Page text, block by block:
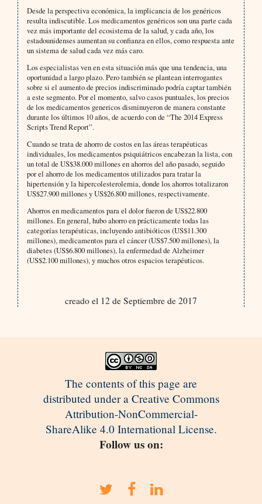
Desde la perspectiva económica, la implicancia de los genéricos
resulta indiscutible. Los medicamentos genéricos son una parte cada
vez más importante del ecosistema de la salud, y cada año, los
estadounidenses aumentan su confianza en ellos, como respuesta ante
un sistema de salud cada vez más caro.
Los especialistas ven en esta situación más que una tendencia, una
oportunidad a largo plazo. Pero también se plantean interrogantes
sobre si el aumento de precios indiscriminado podría captar también
a este segmento. Por el momento, salvo casos puntuales, los precios
de los medicamentos genericos disminuyeron de manera constante
durante los últimos 10 años, de acuerdo con de “The 2014 Express
Scripts Trend Report”.
Cuando se trata de ahorro de costos en las áreas terapéuticas
individuales, los medicamentos psiquiátricos encabezan la lista, con
un total de US$38.000 millones en ahorros del año pasado, seguido
por el ahorro de los medicamentos utilizados para tratar la
hipertensión y la hipercolesterolemia, donde los ahorros totalizaron
US$27.900 millones y US$26.800 millones, respectivamente.
Ahorros en medicamentos para el dolor fueron de US$22.800
millones. En general, hubo ahorro en prácticamente todas las
categorías terapéuticas, incluyendo antibióticos (US$11.300
millones), medicamentos para el cáncer (US$7.500 millones), la
diabetes (US$6.800 millones), la enfermedad de Alzheimer
(US$2.100 millones), y muchos otros espacios terapéuticos.
creado el 12 de Septiembre de 2017
The contents of this page are
distributed under a Creative Commons
Attribution-NonCommercial-
ShareAlike 4.0 International License.
Follow us on: